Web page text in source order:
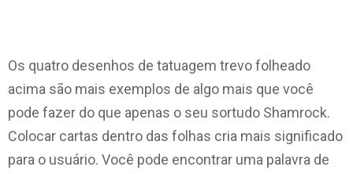
Os quatro desenhos de tatuagem trevo folheado
acima são mais exemplos de algo mais que você
pode fazer do que apenas o seu sortudo Shamrock.
Colocar cartas dentro das folhas cria mais significado
para o usuário. Você pode encontrar uma palavra de